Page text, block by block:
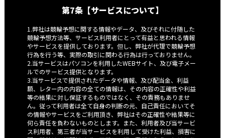
第7条【サービスについて】
1.弊社は競輪予想に関する情報やデータ、及びそれに付随した
競輪予想方法等、サービス利用者にとって有益と思われる情報
やサービスを提供しております。但し、弊社が代理で競輪予想
行為を行う等、実際の取引に関わる行為は行っておりません。
2.当サービスはパソコンを利用したWEBサイト、及び電子メー
ルでのサービス提供となります。
3.当サービスで提供されたデータや情報、及び配当金、利益
額、レター内の内容の全ての情報は、その内容の正確性や利益
等の結果に対し保証するものではなく、その責務もありませ
ん。従って利用者は全て自身の判断の元、自己責任においてそ
の情報やサービスをご利用頂き、弊社はその正確性や結果等に
何ら責任を負わないものとします。また、利用者及び当サービ
ス利用者、第三者が当サービスを利用して受けた利益、損害に